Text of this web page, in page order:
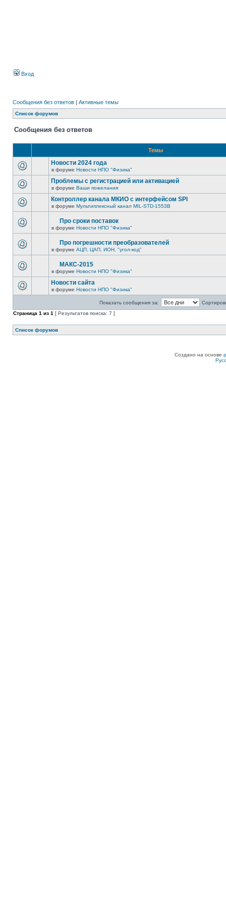
Вход
Сообщения без ответов | Активные темы
Список форумов
Сообщения без ответов
Темы
Новости 2024 года
в форуме Новости НПО "Физика"
Проблемы с регистрацией или активацией
в форуме Ваши пожелания
Контроллер канала МКИО с интерфейсом SPI
в форуме Мультиплексный канал MIL-STD-1553B
Про сроки поставок
в форуме Новости НПО "Физика"
Про погрешности преобразователей
в форуме АЦП, ЦАП, ИОН, "угол-код"
МАКС-2015
в форуме Новости НПО "Физика"
Новости сайта
в форуме Новости НПО "Физика"
Показать сообщения за:
Страница 1 из 1 [ Результатов поиска: 7 ]
Список форумов
Создано на основе